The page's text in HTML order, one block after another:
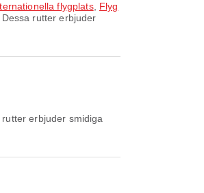
flygplats, Flyg
rutter erbjuder
erbjuder smidiga